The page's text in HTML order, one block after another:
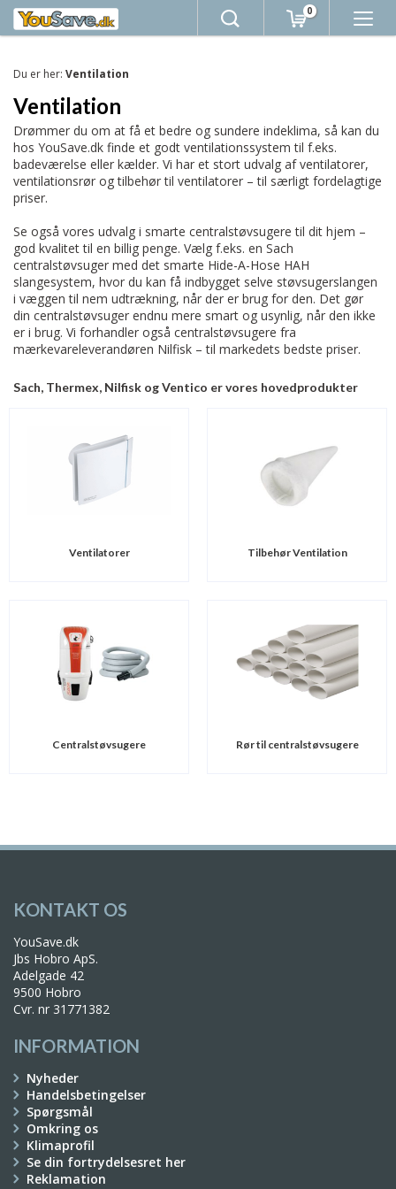
0
Du er her: Ventilation
Ventilation
Drømmer du om at få et bedre og sundere indeklima, så kan du
hos YouSave.dk finde et godt ventilationssystem til f.eks.
badeværelse eller kælder. Vi har et stort udvalg af ventilatorer,
ventilationsrør og tilbehør til ventilatorer – til særligt fordelagtige
priser.
Se også vores udvalg i smarte centralstøvsugere til dit hjem –
god kvalitet til en billig penge. Vælg f.eks. en Sach
centralstøvsuger med det smarte Hide-A-Hose HAH
slangesystem, hvor du kan få indbygget selve støvsugerslangen
i væggen til nem udtrækning, når der er brug for den. Det gør
din centralstøvsuger endnu mere smart og usynlig, når den ikke
er i brug. Vi forhandler også centralstøvsugere fra
mærkevareleverandøren Nilfisk – til markedets bedste priser.
Sach, Thermex, Nilfisk og Ventico er vores hovedprodukter
Ventilatorer Tilbehør Ventilation
Centralstøvsugere Rør til centralstøvsugere
KONTAKT OS
YouSave.dk
Jbs Hobro ApS.
Adelgade 42
9500 Hobro
Cvr. nr 31771382
INFORMATION
Nyheder
Handelsbetingelser
Spørgsmål
Omkring os
Klimaprofil
Se din fortrydelsesret her
Reklamation